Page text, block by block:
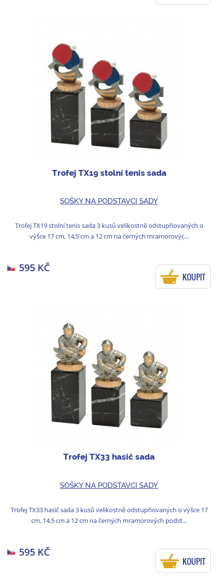
Trofej TX19 stolní tenis sada
SOŠKY NA PODSTAVCI SADY
Trofej TX19 stolní tenis sada 3 kusů velikostně odstupňovaných o
výšce 17 cm, 14,5 cm a 12 cm na černých mramorovýc...
595 KČ
KOUPIT
Trofej TX33 hasič sada
SOŠKY NA PODSTAVCI SADY
Trofej TX33 hasič sada 3 kusů velikostně odstupňovaných o výšce 17
cm, 14,5 cm a 12 cm na černých mramorových podst...
595 KČ
KOUPIT